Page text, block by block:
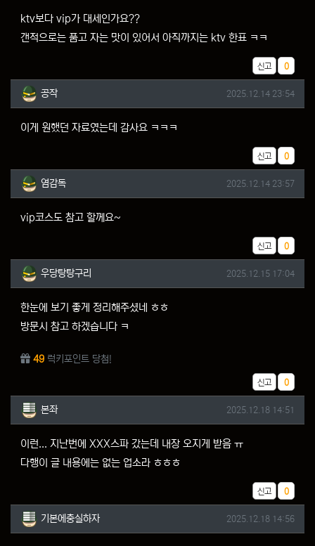
ktv보다 vip가 대세인가요??
갠적으로는 품고 자는 맛이 있어서 아직까지는 ktv 한표 ㅋㅋ
신고 추천
0
공작님의 댓글
공작 작성일
2025.12.14 23:54
이게 원했던 자료였는데 감사요 ㅋㅋㅋ
신고 추천
0
염감독님의 댓글
염감독 작성일
2025.12.14 23:57
vip코스도 참고 할께요~
신고 추천
0
우당탕탕구리님의 댓글
우당탕탕구리 작성일
2025.12.15 17:04
한눈에 보기 좋게 정리해주셨네 ㅎㅎ
방문시 참고 하겠습니다 ㅋ
49 럭키포인트 당첨!
신고 추천
0
본좌님의 댓글
본좌 작성일
2025.12.18 14:51
이런... 지난번에 XXX스파 갔는데 내장 오지게 받음 ㅠ
다행이 글 내용에는 없는 업소라 ㅎㅎㅎ
신고 추천
0
기본에충실하자님의 댓글
기본에충실하자 작성일
2025.12.18 14:56